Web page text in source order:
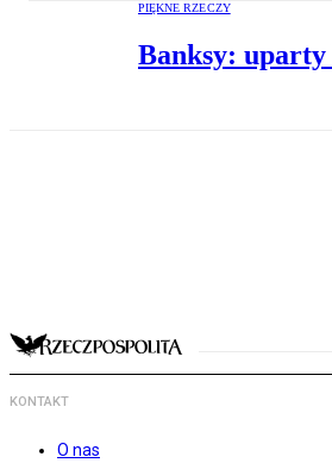
PIĘKNE RZECZY
Banksy:
KONTAKT
O nas